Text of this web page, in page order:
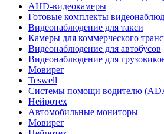
AHD-видеокамеры
Готовые комплекты
Видеонаблюдение для такси
Камеры для коммерческого
Видеонаблюдение для автобусов
Видеонаблюдение для
Мовирег
Teswell
Системы помощи водителю
Нейротех
Автомобильные мониторы
Мовирег